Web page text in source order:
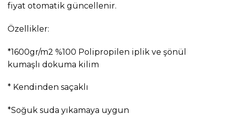
fiyat otomatik güncellenir.
Özellikler:
*1600gr/m2 %100 Polipropilen iplik ve şönül
kumaşlı dokuma kilim
* Kendinden saçaklı
*Soğuk suda yıkamaya uygun